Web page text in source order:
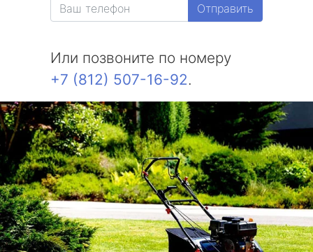
Отправить
Или позвоните по номеру
+7 (812) 507-16-92.